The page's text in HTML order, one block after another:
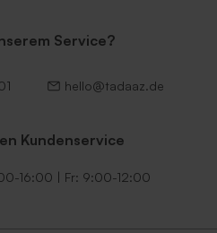
Service?
hello@tadaaz.de
Kundenservice
16:00 | Fr: 9:00-12:00